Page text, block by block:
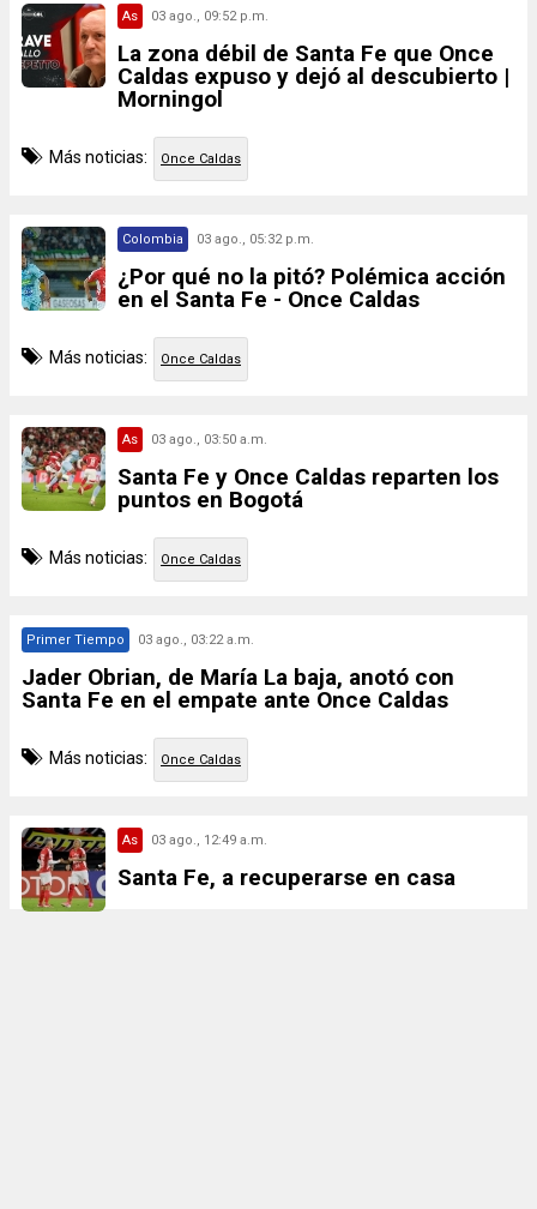
As 03 ago., 09:52 p.m.
La zona débil de Santa Fe que Once
Caldas expuso y dejó al descubierto |
Morningol
Más noticias: Once Caldas
Colombia 03 ago., 05:32 p.m.
¿Por qué no la pitó? Polémica acción
en el Santa Fe - Once Caldas
Más noticias: Once Caldas
As 03 ago., 03:50 a.m.
Santa Fe y Once Caldas reparten los
puntos en Bogotá
Más noticias: Once Caldas
Primer Tiempo 03 ago., 03:22 a.m.
Jader Obrian, de María La baja, anotó con
Santa Fe en el empate ante Once Caldas
Más noticias: Once Caldas
As 03 ago., 12:49 a.m.
Santa Fe, a recuperarse en casa